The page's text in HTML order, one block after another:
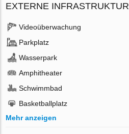
EXTERNE INFRASTRUKTUR
Videoüberwachung
Parkplatz
Wasserpark
Amphitheater
Schwimmbad
Basketballplatz
Mehr anzeigen